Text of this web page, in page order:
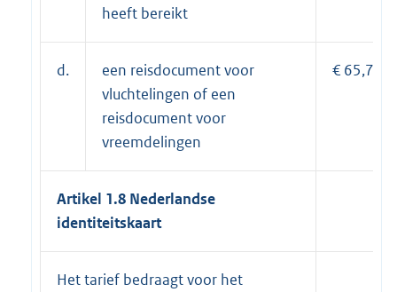
heeft bereikt
d.
een reisdocument voor
vluchtelingen of een
reisdocument voor
vreemdelingen
€ 65,70.
Artikel 1.8 Nederlandse
identiteitskaart
Het tarief bedraagt voor het